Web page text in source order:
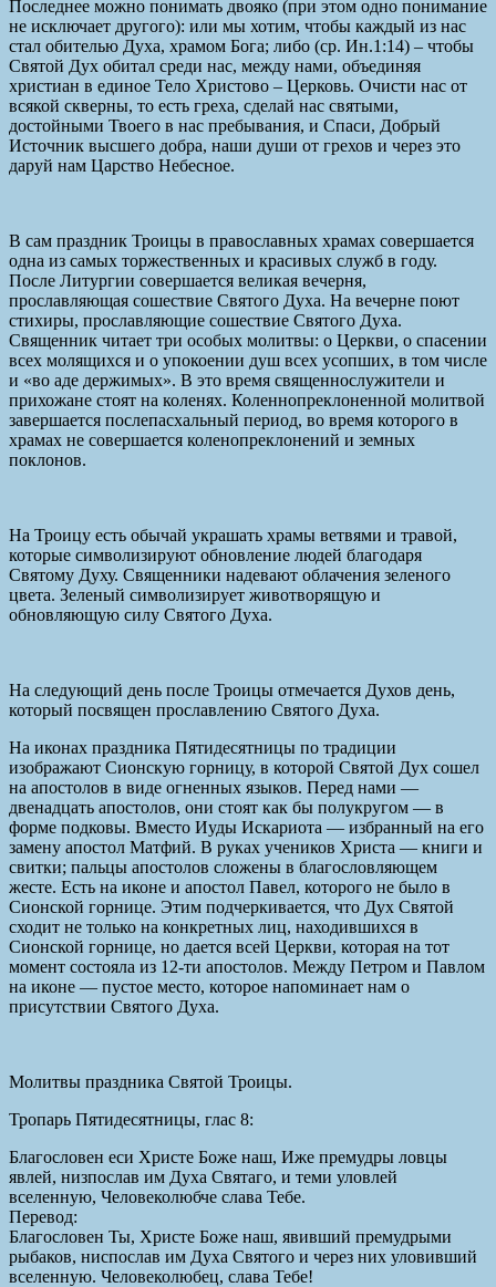
Последнее можно понимать двояко (при этом одно понимание
не исключает другого): или мы хотим, чтобы каждый из нас
стал обителью Духа, храмом Бога; либо (ср. Ин.1:14) – чтобы
Святой Дух обитал среди нас, между нами, объединяя
христиан в единое Тело Христово – Церковь. Очисти нас от
всякой скверны, то есть греха, сделай нас святыми,
достойными Твоего в нас пребывания, и Спаси, Добрый
Источник высшего добра, наши души от грехов и через это
даруй нам Царство Небесное.
В сам праздник Троицы в православных храмах совершается
одна из самых торжественных и красивых служб в году.
После Литургии совершается великая вечерня,
прославляющая сошествие Святого Духа. На вечерне поют
стихиры, прославляющие сошествие Святого Духа.
Священник читает три особых молитвы: о Церкви, о спасении
всех молящихся и о упокоении душ всех усопших, в том числе
и «во аде держимых». В это время священнослужители и
прихожане стоят на коленях. Коленнопреклоненной молитвой
завершается послепасхальный период, во время которого в
храмах не совершается коленопреклонений и земных
поклонов.
На Троицу есть обычай украшать храмы ветвями и травой,
которые символизируют обновление людей благодаря
Святому Духу. Священники надевают облачения зеленого
цвета. Зеленый символизирует животворящую и
обновляющую силу Святого Духа.
На следующий день после Троицы отмечается Духов день,
который посвящен прославлению Святого Духа.
На иконах праздника Пятидесятницы по традиции
изображают Сионскую горницу, в которой Святой Дух сошел
на апостолов в виде огненных языков. Перед нами —
двенадцать апостолов, они стоят как бы полукругом — в
форме подковы. Вместо Иуды Искариота — избранный на его
замену апостол Матфий. В руках учеников Христа — книги и
свитки; пальцы апостолов сложены в благословляющем
жесте. Есть на иконе и апостол Павел, которого не было в
Сионской горнице. Этим подчеркивается, что Дух Святой
сходит не только на конкретных лиц, находившихся в
Сионской горнице, но дается всей Церкви, которая на тот
момент состояла из 12-ти апостолов. Между Петром и Павлом
на иконе — пустое место, которое напоминает нам о
присутствии Святого Духа.
Молитвы праздника Святой Троицы.
Тропарь Пятидесятницы, глас 8:
Благословен еси Христе Боже наш, Иже премудры ловцы
явлей, низпослав им Духа Святаго, и теми уловлей
вселенную, Человеколюбче слава Тебе.
Перевод:
Благословен Ты, Христе Боже наш, явивший премудрыми
рыбаков, ниспослав им Духа Святого и через них уловивший
вселенную. Человеколюбец, слава Тебе!